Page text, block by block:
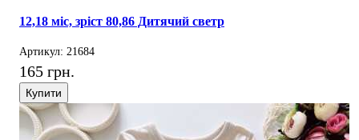
12,18 міс, зріст 80,86 Дитячий светр
Артикул: 21684
165 грн.
Купити